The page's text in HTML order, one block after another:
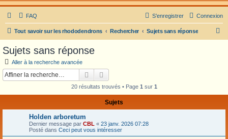
FAQ Connexion
S’enregistrer
Tout savoir sur les rhododendrons Rechercher Sujets sans réponse
Sujets sans réponse
Aller à la recherche avancée
Rechercher
20 résultats trouvés • Page 1 sur 1
Sujets
Holden arboretum
Dernier message par CBL « 23 janv. 2026 07:28
Posté dans Ceci peut vous intéresser